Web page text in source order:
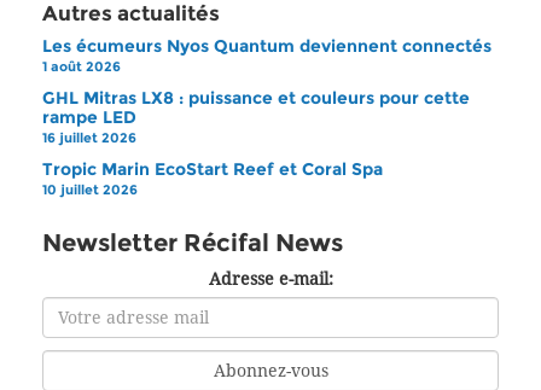
Autres actualités
Les écumeurs Nyos Quantum deviennent connectés
1 août 2026
GHL Mitras LX8 : puissance et couleurs pour cette
rampe LED
16 juillet 2026
Tropic Marin EcoStart Reef et Coral Spa
10 juillet 2026
Newsletter Récifal News
Adresse e-mail: